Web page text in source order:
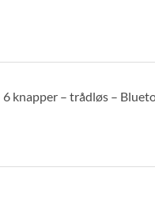
knapper – trådløs –